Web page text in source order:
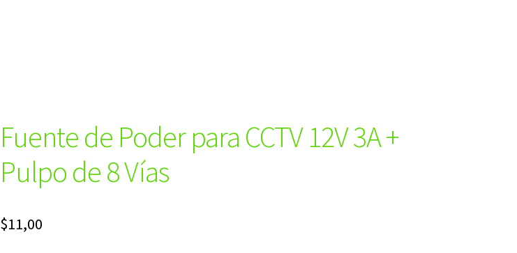
Fuente de Poder para CCTV 12V 3A +
Pulpo de 8 Vías
$11,00